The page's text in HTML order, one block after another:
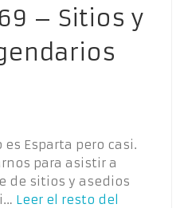
– Sitios y
es Esparta pero casi.
para asistir a
de sitios y asedios
Leer el resto del